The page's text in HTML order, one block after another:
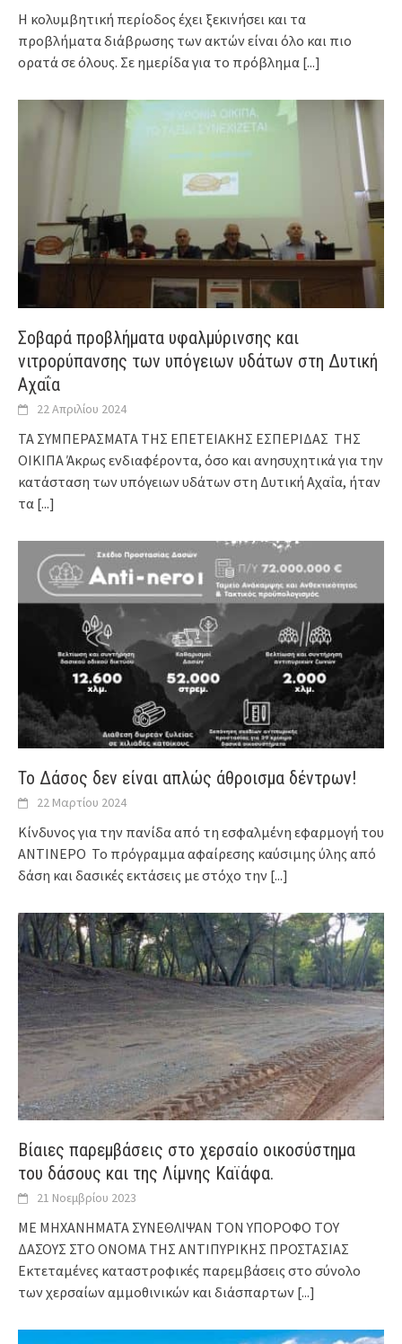
Η κολυμβητική περίοδος έχει ξεκινήσει και τα
προβλήματα διάβρωσης των ακτών είναι όλο και πιο
ορατά σε όλους. Σε ημερίδα για το πρόβλημα [...]
Σοβαρά προβλήματα υφαλμύρινσης και
νιτρορύπανσης των υπόγειων υδάτων στη Δυτική
Αχαΐα
22 Απριλίου 2024
ΤΑ ΣΥΜΠΕΡΑΣΜΑΤΑ ΤΗΣ ΕΠΕΤΕΙΑΚΗΣ ΕΣΠΕΡΙΔΑΣ ΤΗΣ
ΟΙΚΙΠΑ Άκρως ενδιαφέροντα, όσο και ανησυχητικά για την
κατάσταση των υπόγειων υδάτων στη Δυτική Αχαΐα, ήταν
τα [...]
Το Δάσος δεν είναι απλώς άθροισμα δέντρων!
22 Μαρτίου 2024
Κίνδυνος για την πανίδα από τη εσφαλμένη εφαρμογή του
ΑΝΤΙΝΕΡΟ Το πρόγραμμα αφαίρεσης καύσιμης ύλης από
δάση και δασικές εκτάσεις με στόχο την [...]
Βίαιες παρεμβάσεις στο χερσαίο οικοσύστημα
του δάσους και της Λίμνης Καϊάφα.
21 Νοεμβρίου 2023
ΜΕ ΜΗΧΑΝΗΜΑΤΑ ΣΥΝΕΘΛΙΨΑΝ ΤΟΝ ΥΠΟΡΟΦΟ ΤΟΥ
ΔΑΣΟΥΣ ΣΤΟ ΟΝΟΜΑ ΤΗΣ ΑΝΤΙΠΥΡΙΚΗΣ ΠΡΟΣΤΑΣΙΑΣ
Εκτεταμένες καταστροφικές παρεμβάσεις στο σύνολο
των χερσαίων αμμοθινικών και διάσπαρτων [...]